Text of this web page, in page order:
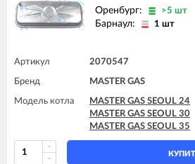
Оренбург: >5 шт
Барнаул: 1 шт
Артикул 2070547
Бренд MASTER GAS
Модель котла
MASTER GAS SEOUL 24
MASTER GAS SEOUL 30
MASTER GAS SEOUL 35